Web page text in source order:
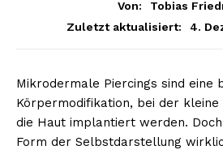
Von:
Tobias
Zuletzt aktualisiert:
4.
Mikrodermale Piercings sind eine
Körpermodifikation, bei der kleine
die Haut implantiert werden.
Form der Selbstdarstellung